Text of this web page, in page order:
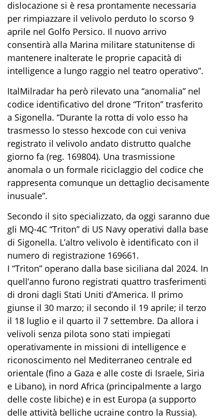
dislocazione si è resa prontamente necessaria
per rimpiazzare il velivolo perduto lo scorso 9
aprile nel Golfo Persico. Il nuovo arrivo
consentirà alla Marina militare statunitense di
mantenere inalterate le proprie capacità di
intelligence a lungo raggio nel teatro operativo”.
ItalMilradar ha però rilevato una “anomalia” nel
codice identificativo del drone “Triton” trasferito
a Sigonella. “Durante la rotta di volo esso ha
trasmesso lo stesso hexcode con cui veniva
registrato il velivolo andato distrutto qualche
giorno fa (reg. 169804). Una trasmissione
anomala o un formale riciclaggio del codice che
rappresenta comunque un dettaglio decisamente
inusuale”.
Secondo il sito specializzato, da oggi saranno due
gli MQ-4C “Triton” di US Navy operativi dalla base
di Sigonella. L’altro velivolo è identificato con il
numero di registrazione 169661.
I “Triton” operano dalla base siciliana dal 2024. In
quell’anno furono registrati quattro trasferimenti
di droni dagli Stati Uniti d’America. Il primo
giunse il 30 marzo; il secondo il 19 aprile; il terzo
il 18 luglio e il quarto il 7 settembre. Da allora i
velivoli senza pilota sono stati impiegati
operativamente in missioni di intelligence e
riconoscimento nel Mediterraneo centrale ed
orientale (fino a Gaza e alle coste di Israele, Siria
e Libano), in nord Africa (principalmente a largo
delle coste libiche) e in est Europa (a supporto
delle attività belliche ucraine contro la Russia).